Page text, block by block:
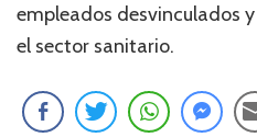
empleados desvinculados
el sector sanitario.